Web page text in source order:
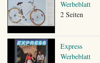
Werbeblatt
2 Seiten
Express
Werbeblatt